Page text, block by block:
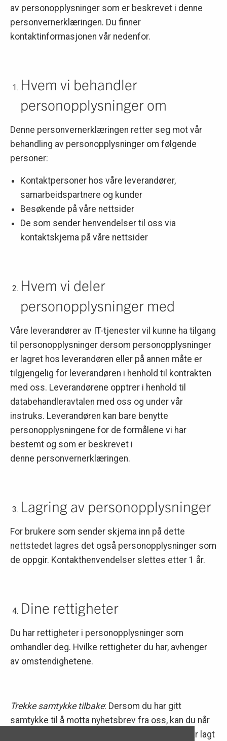
av personopplysninger som er beskrevet i denne
personvernerklæringen. Du finner
kontaktinformasjonen vår nedenfor.
Hvem vi behandler
personopplysninger om
Denne personvernerklæringen retter seg mot vår
behandling av personopplysninger om følgende
personer:
Kontaktpersoner hos våre leverandører,
samarbeidspartnere og kunder
Besøkende på våre nettsider
De som sender henvendelser til oss via
kontaktskjema på våre nettsider
Hvem vi deler
personopplysninger med
Våre leverandører av IT-tjenester vil kunne ha tilgang
til personopplysninger dersom personopplysninger
er lagret hos leverandøren eller på annen måte er
tilgjengelig for leverandøren i henhold til kontrakten
med oss. Leverandørene opptrer i henhold til
databehandleravtalen med oss og under vår
instruks. Leverandøren kan bare benytte
personopplysningene for de formålene vi har
bestemt og som er beskrevet i
denne personvernerklæringen.
Lagring av personopplysninger
For brukere som sender skjema inn på dette
nettstedet lagres det også personopplysninger som
de oppgir. Kontakthenvendelser slettes etter 1 år.
Dine rettigheter
Du har rettigheter i personopplysninger som
omhandler deg. Hvilke rettigheter du har, avhenger
av omstendighetene.
Trekke samtykke tilbake: Dersom du har gitt
samtykke til å motta nyhetsbrev fra oss, kan du når
som helst trekke dette samtykket tilbake. Vi har lagt